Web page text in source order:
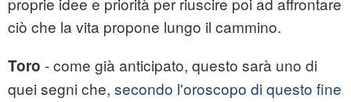
ciò che la vita propone lungo il cammino.
Toro - come già anticipato, questo sarà uno di
quei segni che, secondo l'oroscopo di questo fine